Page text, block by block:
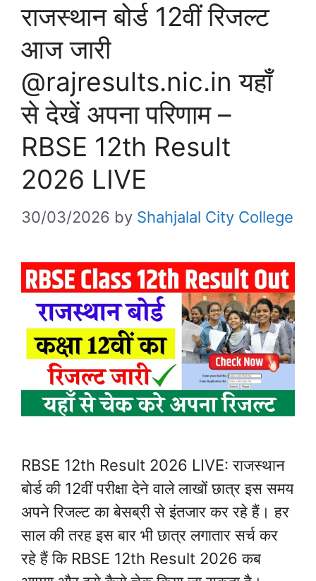
राजस्थान बोर्ड 12वीं रिजल्ट
आज जारी
@rajresults.nic.in यहाँ
से देखें अपना परिणाम –
RBSE 12th Result
2026 LIVE
30/03/2026 by Shahjalal City College
RBSE 12th Result 2026 LIVE: राजस्थान
बोर्ड की 12वीं परीक्षा देने वाले लाखों छात्र इस समय
अपने रिजल्ट का बेसब्री से इंतजार कर रहे हैं। हर
साल की तरह इस बार भी छात्र लगातार सर्च कर
रहे हैं कि RBSE 12th Result 2026 कब